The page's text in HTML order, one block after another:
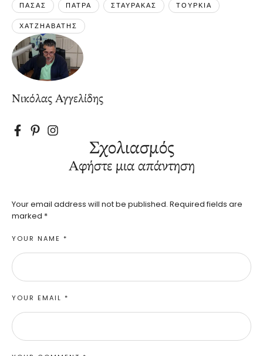
ΠΑΣΑΣ ΠΑΤΡΑ ΣΤΑΥΡΑΚΑΣ ΤΟΥΡΚΙΑ
ΧΑΤΖΗΑΒΑΤΗΣ
Νικόλας Αγγελίδης
Σχολιασμός
Αφήστε μια απάντηση
Your email address will not be published. Required fields are
marked *
YOUR NAME *
YOUR EMAIL *